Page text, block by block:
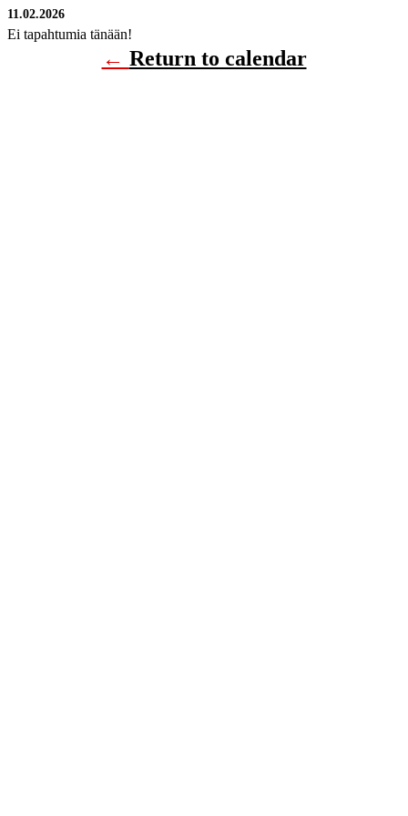
11.02.2026
Ei tapahtumia tänään!
← Return to calendar